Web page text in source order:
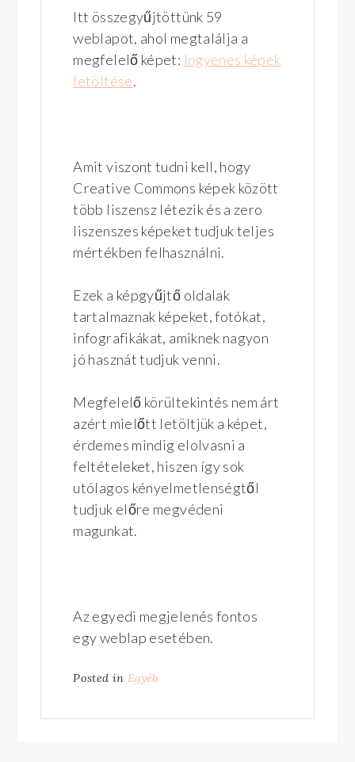
Itt összegyűjtöttünk 59
weblapot, ahol megtalálja a
megfelelő képet: Ingyenes képek
letöltése.
Amit viszont tudni kell, hogy
Creative Commons képek között
több liszensz létezik és a zero
liszenszes képeket tudjuk teljes
mértékben felhasználni.
Ezek a képgyűjtő oldalak
tartalmaznak képeket, fotókat,
infografikákat, amiknek nagyon
jó hasznát tudjuk venni.
Megfelelő körültekintés nem árt
azért mielőtt letöltjük a képet,
érdemes mindig elolvasni a
feltételeket, hiszen így sok
utólagos kényelmetlenségtől
tudjuk előre megvédeni
magunkat.
Az egyedi megjelenés fontos
egy weblap esetében.
Posted inEgyéb